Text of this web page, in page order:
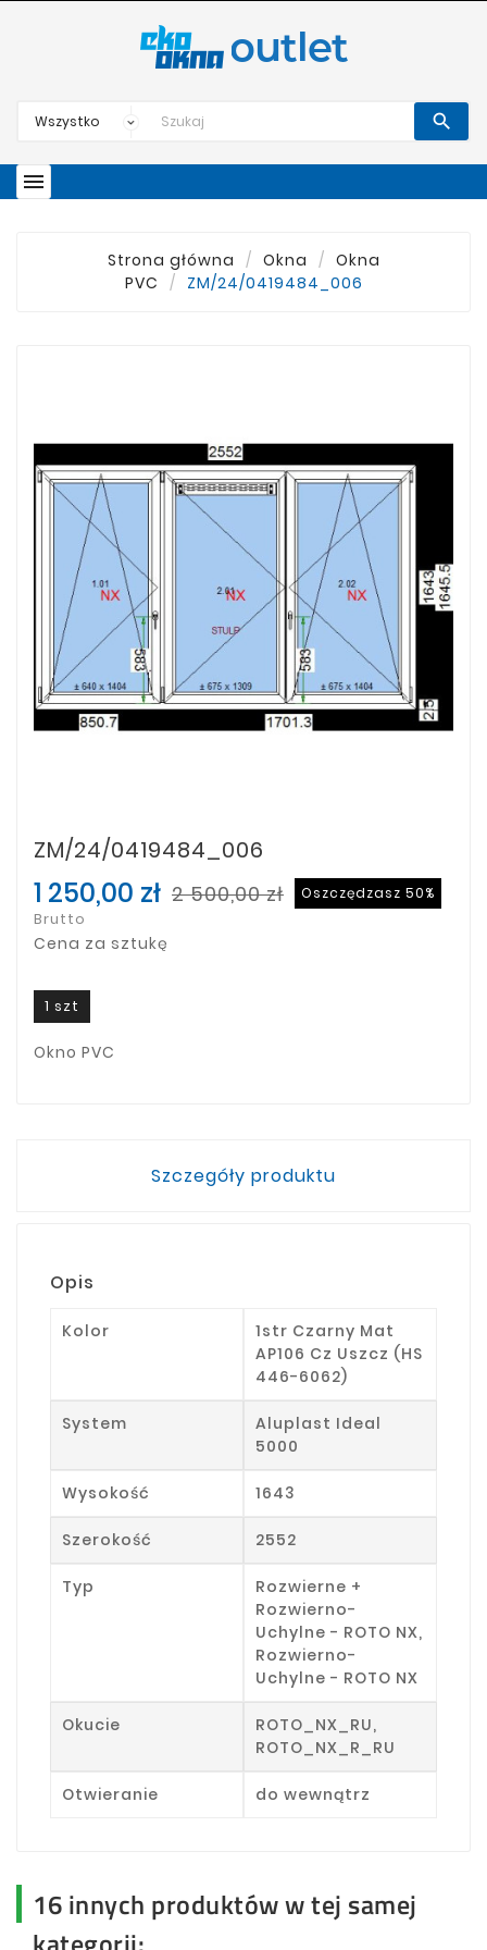


Strona główna Okna
Okna
PVC
ZM/24/0419484_006
ZM/24/0419484_006
1 250,00 zł 2 500,00 zł Oszczędzasz 50%
Brutto
Cena za sztukę
1 szt
Okno PVC
Szczegóły produktu
Opis
Kolor
1str Czarny Mat
AP106 Cz Uszcz (HS
446-6062)
System
Aluplast Ideal
5000
Wysokość 1643
Szerokość 2552
Typ
Rozwierne +
Rozwierno-
Uchylne - ROTO NX,
Rozwierno-
Uchylne - ROTO NX
Okucie
ROTO_NX_RU,
ROTO_NX_R_RU
Otwieranie do wewnątrz
16 innych produktów w tej samej